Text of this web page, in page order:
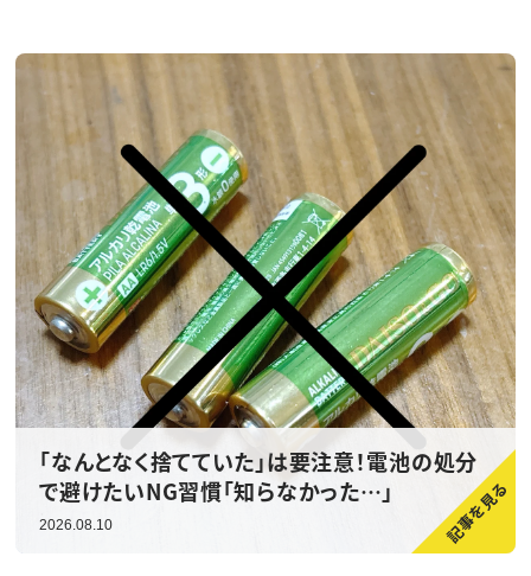
「なんとなく捨てていた」は要注意！電池の処分
で避けたいNG習慣「知らなかった…」
2026.08.10